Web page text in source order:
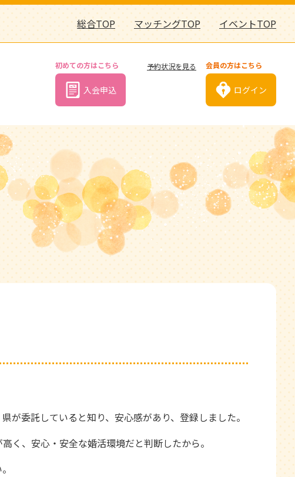
総合TOP マッチングTOP イベントTOP
初めての方はこちら
入会申込
予約状況を見る 会員の方はこちら
ログイン
委託していると知り、安心感があり、登録しました。
く、安心・安全な婚活環境だと判断したから。